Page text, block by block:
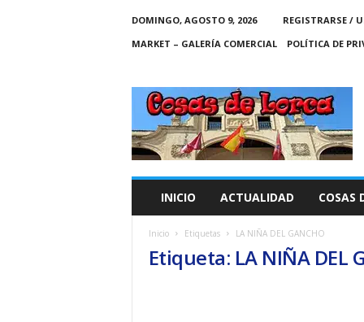
DOMINGO, AGOSTO 9, 2026
REGISTRARSE /
MARKET – GALERÍA COMERCIAL
POLÍTICA DE
C
A
S
INICIO ACTUALIDAD COSAS
Inicio Etiquetas LA NIÑA DEL GANCHO
Etiqueta: LA NIÑA DEL